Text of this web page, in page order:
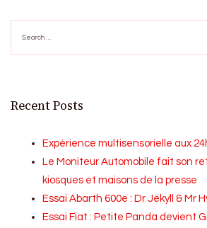
for:
Recent Posts
Expérience multisensorielle aux
Le Moniteur Automobile fait son
kiosques et maisons de la presse
Essai Abarth 600e : Dr Jekyll & Mr
Essai Fiat : Petite Panda devient